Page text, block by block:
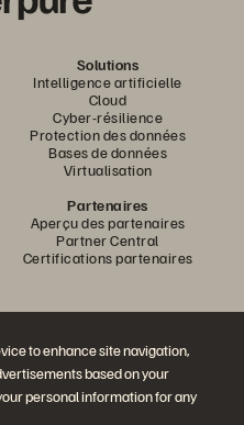
to enhance site navigation,
based on your
personal information for any
Solutions
Intelligence artificielle
Cloud
Cyber-résilience
Protection des données
Bases de données
Virtualisation
Partenaires
Aperçu des partenaires
Partner Central
Certifications partenaires
Nous contacter
Contacter le service
commercial